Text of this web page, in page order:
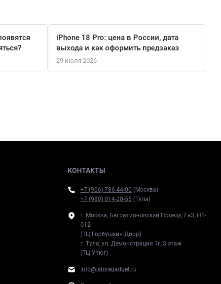
iPhone 18 Pro: цена в России, дата
выхода и как оформить предзаказ
29 июля 2026
КОНТАКТЫ
+7 (906) 786-44-00 (Москва)
+7 (980) 014-20-55 (Тула)
г. Москва, Багратионовский Проезд 7 к3, H1-
012
(ТЦ Горбушкин Двор)
г. Тула, ул. Демонстрации 1г, 3 этаж
(ТЦ Утюг)
info@istoregadget.ru